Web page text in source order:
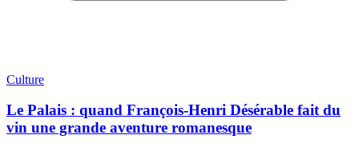
Culture
Le Palais : quand François-Henri Désérable fait du
vin une grande aventure romanesque